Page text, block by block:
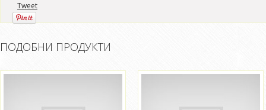
Tweet
ПОДОБНИ ПРОДУКТИ